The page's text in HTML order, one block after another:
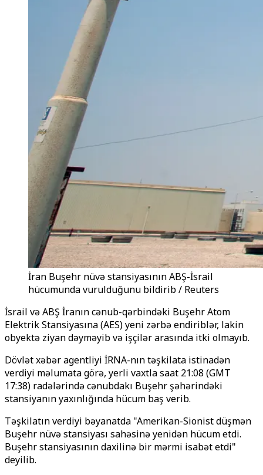
İran Buşehr nüvə stansiyasının ABŞ-İsrail
hücumunda vurulduğunu bildirib / Reuters
İsrail və ABŞ İranın cənub-qərbindəki Buşehr Atom
Elektrik Stansiyasına (AES) yeni zərbə endiriblər, lakin
obyektə ziyan dəyməyib və işçilər arasında itki olmayıb.
Dövlət xəbər agentliyi İRNA-nın təşkilata istinadən
verdiyi məlumata görə, yerli vaxtla saat 21:08 (GMT
17:38) radələrində cənubdakı Buşehr şəhərindəki
stansiyanın yaxınlığında hücum baş verib.
Təşkilatın verdiyi bəyanatda "Amerikan-Sionist düşmən
Buşehr nüvə stansiyası sahəsinə yenidən hücum etdi.
Buşehr stansiyasının daxilinə bir mərmi isabət etdi"
deyilib.